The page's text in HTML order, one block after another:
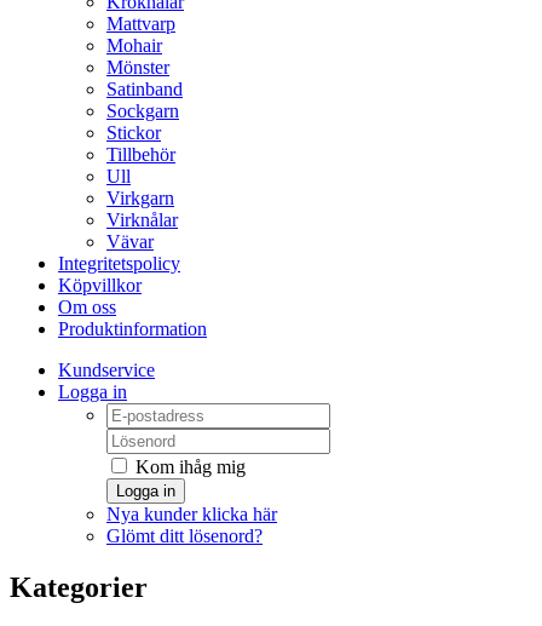
Mattvarp
Mohair
Mönster
Satinband
Sockgarn
Stickor
Tillbehör
Ull
Virkgarn
Virknålar
Vävar
Integritetspolicy
Köpvillkor
Om oss
Produktinformation
Kundservice
Logga in
Kom ihåg mig
Logga in
Nya kunder klicka här
Glömt ditt lösenord?
Kategorier